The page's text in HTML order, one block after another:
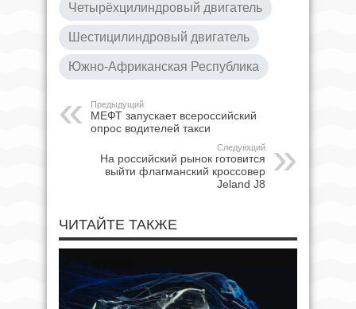
Четырёхцилиндровый двигатель
Шестицилиндровый двигатель
Южно-Африканская Республика
Предыдущий
МЕФТ запускает всероссийский
опрос водителей такси
Следующий
На российский рынок готовится
выйти флагманский кроссовер
Jeland J8
ЧИТАЙТЕ ТАКЖЕ